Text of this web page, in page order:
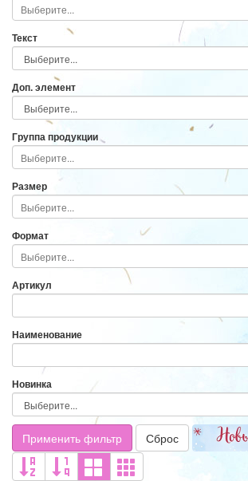
Текст
Доп. элемент
Группа продукции
Размер
Формат
Артикул
Наименование
Новинка
Применить фильтр Сброс